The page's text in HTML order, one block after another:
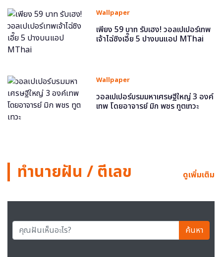
Wallpaper
เพียง 59 บาท รับเฮง! วอลเปเปอร์เทพ
เจ้าไฉ่ซิงเอี๊ย 5 ปางบนแอป MThai
Wallpaper
วอลเปเปอร์บรมมหาเศรษฐีใหญ่ 3 องค์
เทพ โดยอาจารย์ มิก พชร ทูตเทวะ
ทำนายฝัน / ตีเลข ดูเพิ่มเติม
ค้นหา